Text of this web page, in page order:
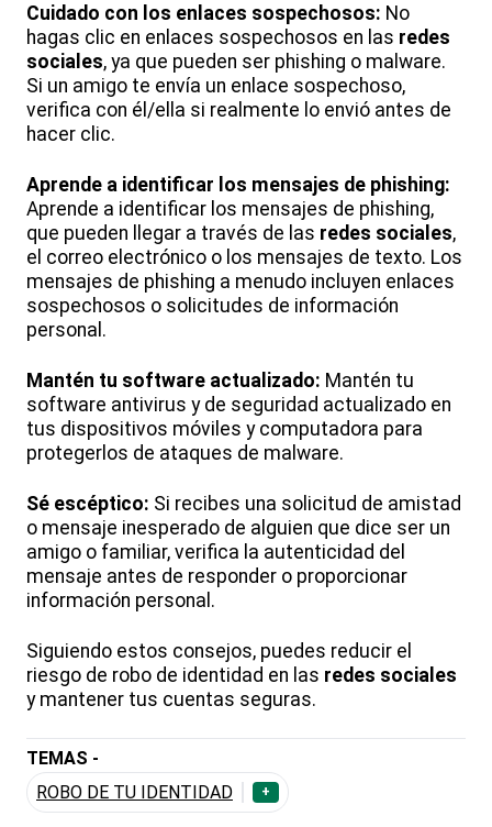
Cuidado con los enlaces sospechosos: No
hagas clic en enlaces sospechosos en las redes
sociales, ya que pueden ser phishing o malware.
Si un amigo te envía un enlace sospechoso,
verifica con él/ella si realmente lo envió antes de
hacer clic.
Aprende a identificar los mensajes de phishing:
Aprende a identificar los mensajes de phishing,
que pueden llegar a través de las redes sociales,
el correo electrónico o los mensajes de texto. Los
mensajes de phishing a menudo incluyen enlaces
sospechosos o solicitudes de información
personal.
Mantén tu software actualizado: Mantén tu
software antivirus y de seguridad actualizado en
tus dispositivos móviles y computadora para
protegerlos de ataques de malware.
Sé escéptico: Si recibes una solicitud de amistad
o mensaje inesperado de alguien que dice ser un
amigo o familiar, verifica la autenticidad del
mensaje antes de responder o proporcionar
información personal.
Siguiendo estos consejos, puedes reducir el
riesgo de robo de identidad en las redes sociales
y mantener tus cuentas seguras.
TEMAS -
ROBO DE TU IDENTIDAD
+